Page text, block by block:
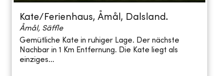
Kate/Ferienhaus, Åmål, Dalsland.
Åmål, Säffle
Gemütliche Kate in ruhiger Lage. Der nächste
Nachbar in 1 Km Entfernung. Die Kate liegt als
einziges...